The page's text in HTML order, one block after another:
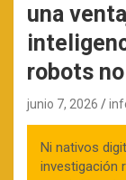
una
robots
junio 7, 2026
Ni nativos
investigación